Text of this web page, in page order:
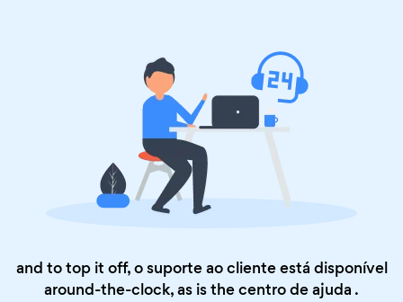
and to top it off, o suporte ao cliente está disponível
around-the-clock, as is thecentro de ajuda .